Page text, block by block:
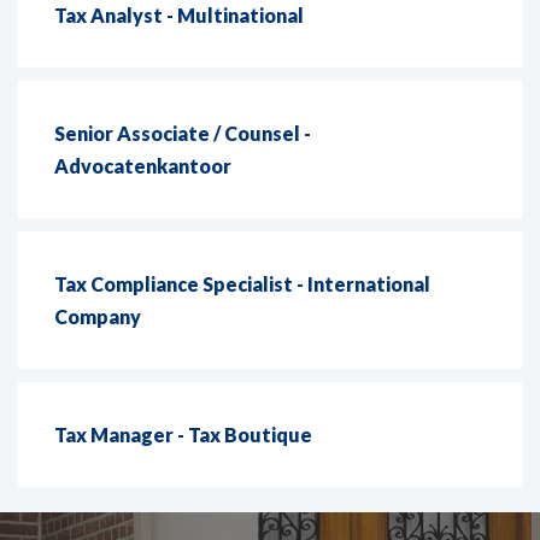
Tax Analyst - Multinational
Senior Associate / Counsel -
Advocatenkantoor
Tax Compliance Specialist - International
Company
Tax Manager - Tax Boutique